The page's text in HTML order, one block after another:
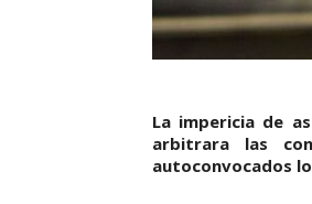
La impericia de
arbitrara las
autoconvocados